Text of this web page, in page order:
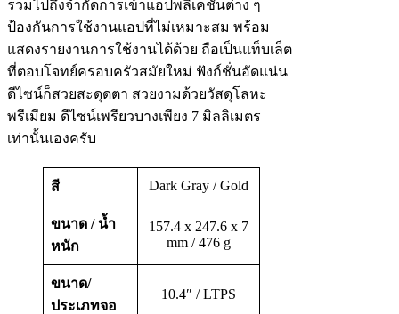
รวมไปถึงจำกัดการเข้าแอปพลิเคชันต่าง ๆ
ป้องกันการใช้งานแอปที่ไม่เหมาะสม พร้อม
แสดงรายงานการใช้งานได้ด้วย ถือเป็นแท็บเล็ต
ที่ตอบโจทย์ครอบครัวสมัยใหม่ ฟังก์ชั่นอัดแน่น
ดีไซน์ก็สวยสะดุดตา สวยงามด้วยวัสดุโลหะ
พรีเมียม ดีไซน์เพรียวบางเพียง 7 มิลลิเมตร
เท่านั้นเองครับ
สี Dark Gray / Gold
ขนาด / น้ำ
หนัก
157.4 x 247.6 x 7
mm / 476 g
ขนาด/
ประเภทจอ
10.4″ / LTPS